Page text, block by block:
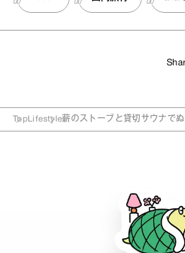
Top Lifestyle薪のストーブと貸切サウナで